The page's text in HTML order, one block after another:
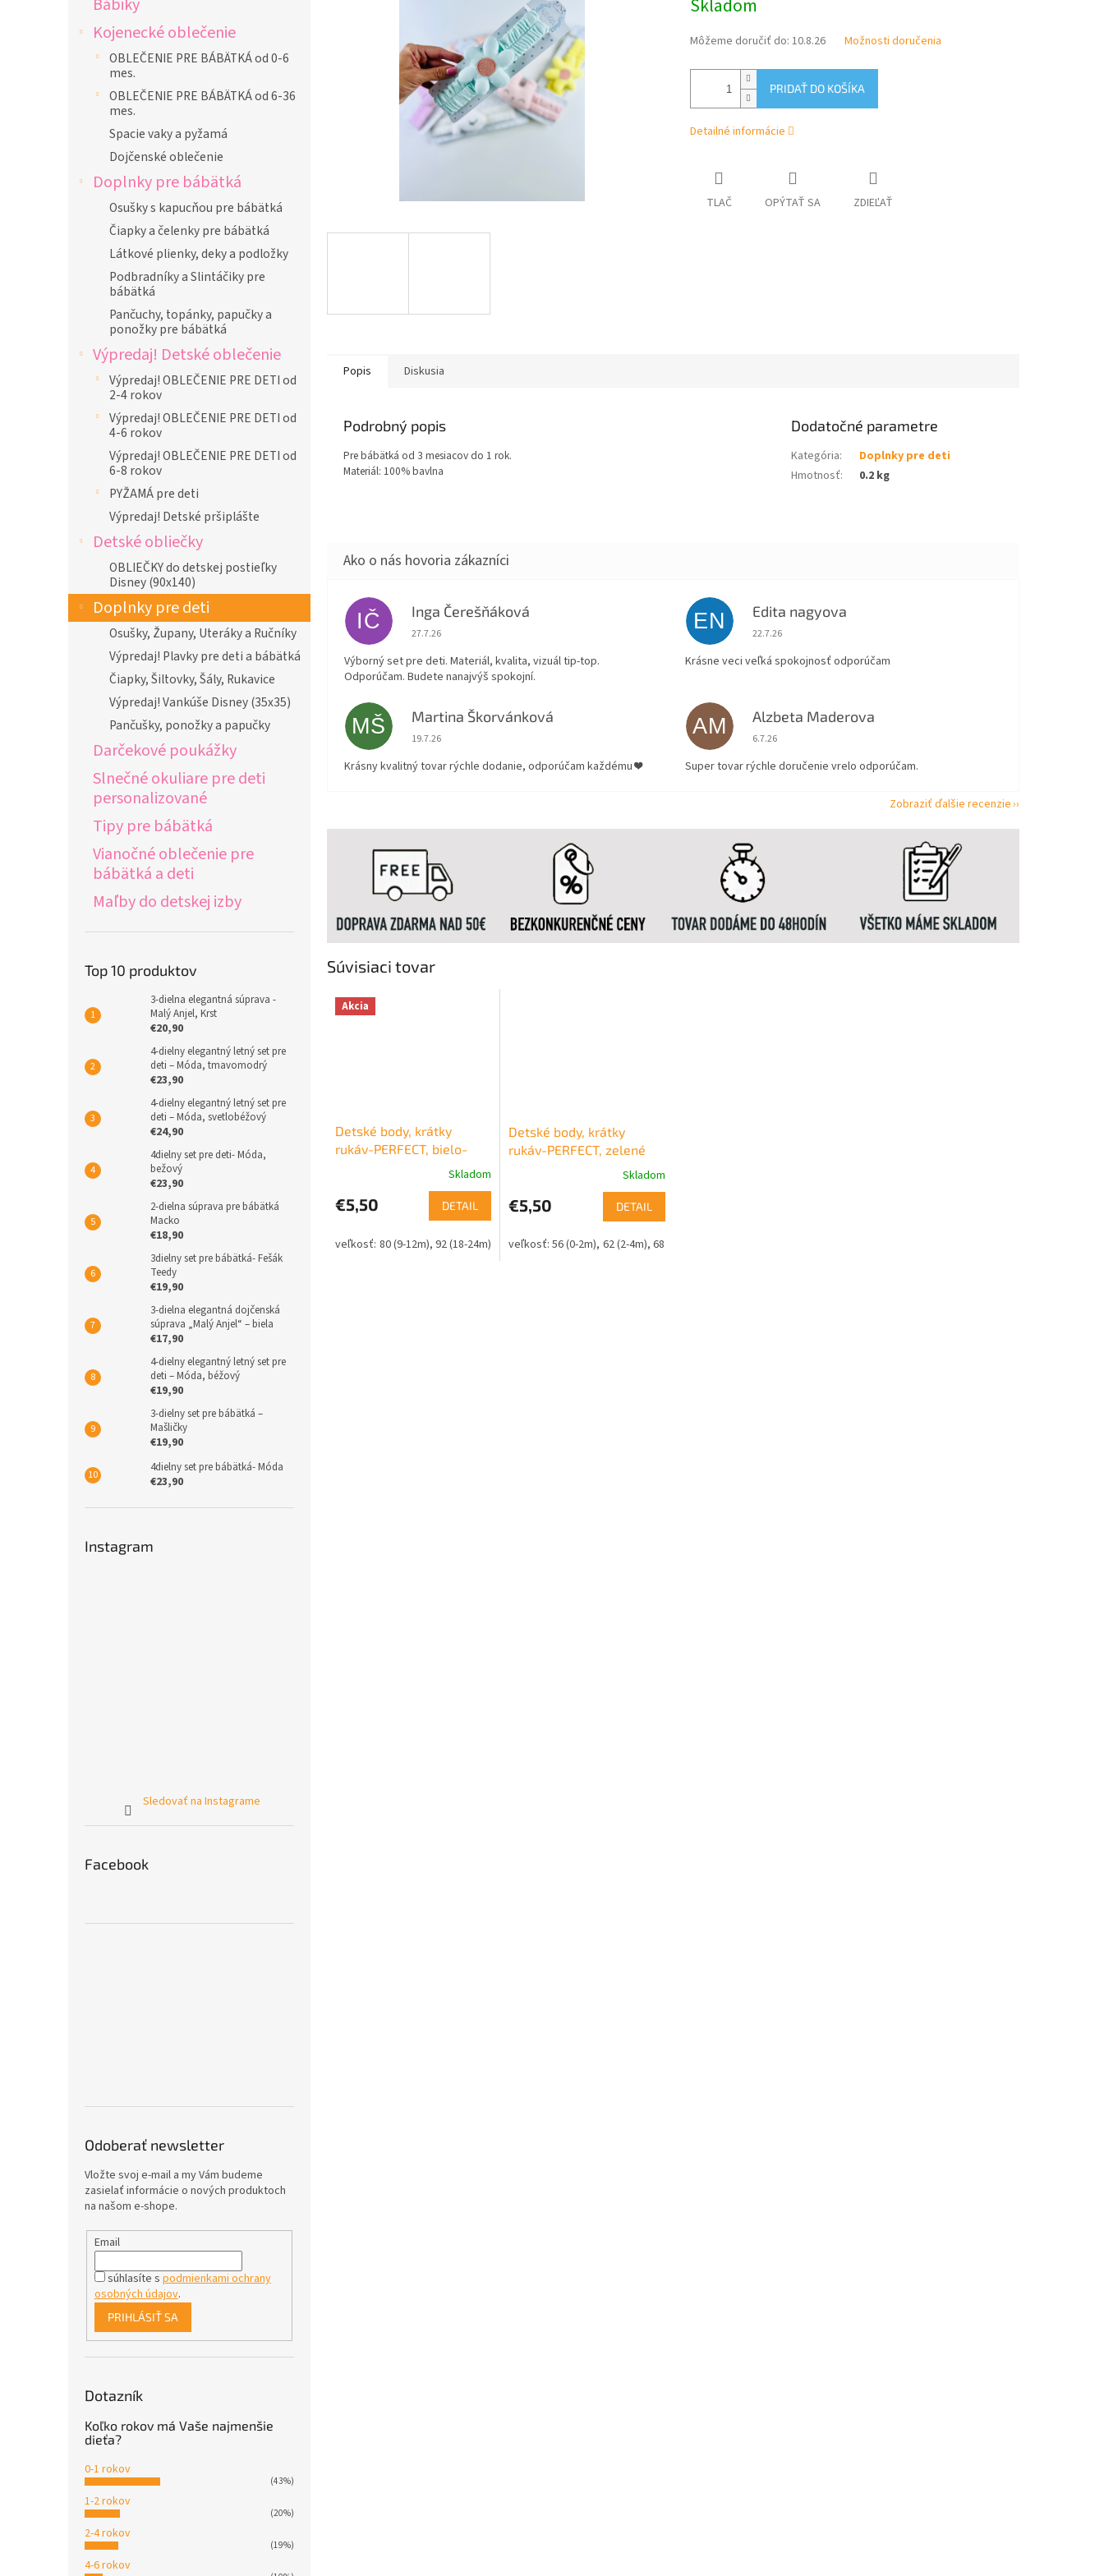
Kojenecké oblečenie
OBLEČENIE PRE BÁBÄTKÁ od 0-6
mes.
OBLEČENIE PRE BÁBÄTKÁ od 6-36
mes.
Spacie vaky a pyžamá
Dojčenské oblečenie
Doplnky pre bábätká
Osušky s kapucňou pre bábätká
Čiapky a čelenky pre bábätká
Látkové plienky, deky a podložky
Podbradníky a Slintáčiky pre
bábätká
Pančuchy, topánky, papučky a
ponožky pre bábätká
Výpredaj! Detské oblečenie
Výpredaj! OBLEČENIE PRE DETI od
2-4 rokov
Výpredaj! OBLEČENIE PRE DETI od
4-6 rokov
Výpredaj! OBLEČENIE PRE DETI od
6-8 rokov
PYŽAMÁ pre deti
Výpredaj! Detské pršiplášte
Detské obliečky
OBLIEČKY do detskej postieľky
Disney (90x140)
Doplnky pre deti
Osušky, Župany, Uteráky a Ručníky
Výpredaj! Plavky pre deti a bábätká
Čiapky, Šiltovky, Šály, Rukavice
Výpredaj! Vankúše Disney (35x35)
Pančušky, ponožky a papučky
Darčekové poukážky
Slnečné okuliare pre deti
personalizované
Tipy pre bábätká
Vianočné oblečenie pre
bábätká a deti
Maľby do detskej izby
Top 10 produktov
3-dielna elegantná súprava -
Malý Anjel, Krst
€20,90
4-dielny elegantný letný set pre
deti – Móda, tmavomodrý
€23,90
4-dielny elegantný letný set pre
deti – Móda, svetlobéžový
€24,90
4dielny set pre deti- Móda,
bežový
€23,90
2-dielna súprava pre bábätká
Macko
€18,90
3dielny set pre bábätká- Fešák
Teedy
€19,90
3-dielna elegantná dojčenská
súprava „Malý Anjel“ – biela
€17,90
4-dielny elegantný letný set pre
deti – Móda, béžový
€19,90
3-dielny set pre bábätká –
Mašličky
€19,90
4dielny set pre bábätká- Móda
€23,90
Instagram
Sledovať na Instagrame
Facebook
Odoberať newsletter
Vložte svoj e-mail a my Vám budeme
zasielať informácie o nových produktoch
na našom e-shope.
Email
súhlasíte s podmienkami ochrany
osobných údajov.
PRIHLÁSIŤ SA
Dotazník
Koľko rokov má Vaše najmenšie
dieťa?
0-1 rokov
(43%)
1-2 rokov
(20%)
2-4 rokov
(19%)
4-6 rokov
cena:
Skladom
Môžeme doručiť do: 10.8.26 Možnosti doručenia
PRIDAŤ DO KOŠÍKA
Detailné informácie
TLAČ OPÝTAŤ SA ZDIEĽAŤ
Súvisiaci tovar
Akcia
Detské body, krátky
rukáv-PERFECT, bielo-
Skladom
€5,50 DETAIL
80 (9-12m) 92 (18-24m)
Detské body, krátky
rukáv-PERFECT, zelené
Skladom
€5,50 DETAIL
56 (0-2m) 62 (2-4m) 68 (4-6m)
Popis Diskusia
Podrobný popis
Pre bábätká od 3 mesiacov do 1 rok.
Materiál: 100% bavlna
Dodatočné parametre
Kategória:
Doplnky pre deti
Hmotnosť: 0.2 kg
IČ Inga Čerešňáková
Hodnotenie obchodu je 5 z 5 hviezdičiek.
27.7.26
Výborný set pre deti. Materiál, kvalita, vizuál tip-top.
Odporúčam. Budete nanajvýš spokojní.
EN Edita nagyova
Hodnotenie obchodu je 5 z 5 hviezdičiek.
22.7.26
Krásne veci veľká spokojnosť odporúčam
MŠ Martina Škorvánková
Hodnotenie obchodu je 5 z 5 hviezdičiek.
19.7.26
Krásny kvalitný tovar rýchle dodanie, odporúčam každému ❤️
AM Alzbeta Maderova
Hodnotenie obchodu je 5 z 5 hviezdičiek.
6.7.26
Super tovar rýchle doručenie vrelo odporúčam.
Zobraziť ďalšie recenzie